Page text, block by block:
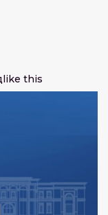
like this